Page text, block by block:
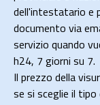
dell'intestatario e
documento via
servizio quando
h24, 7 giorni su 7.
Il prezzo della
se si sceglie il tipo